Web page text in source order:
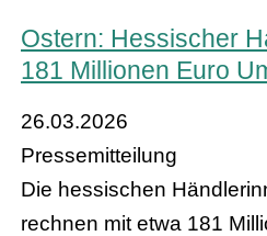
Ostern: Hessischer
181 Millionen Euro
26.03.2026
Pressemitteilung
Die hessischen
rechnen mit etwa 181